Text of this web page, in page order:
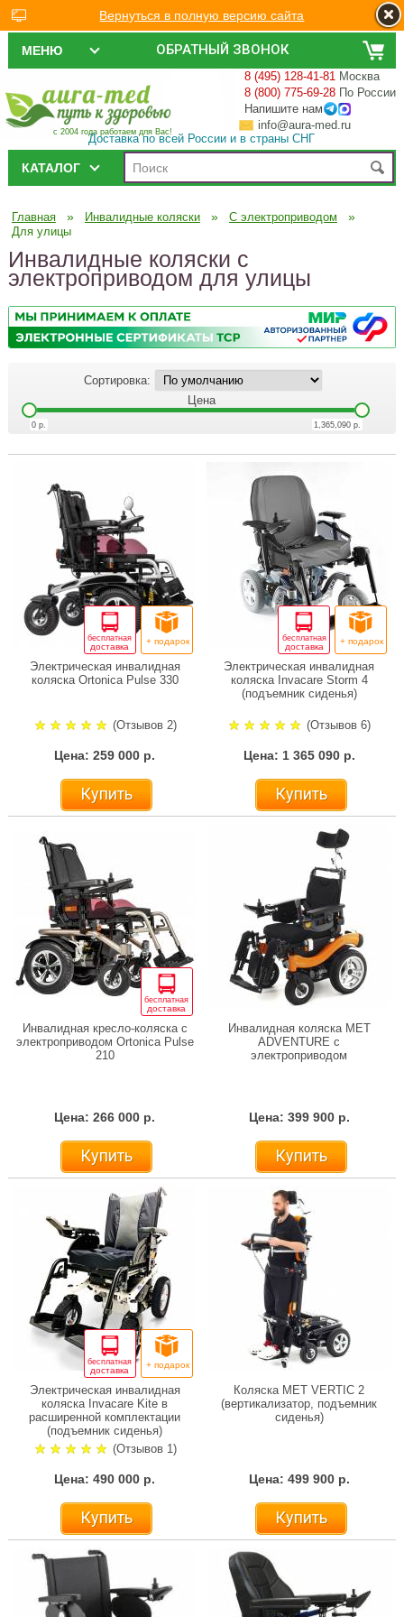
ОБРАТНЫЙ ЗВОНОК
МЕНЮ
с 2004 года работаем для Вас!
8 (495) 128-41-81 Москва
8 (800) 775-69-28 По России
Напишите нам
info@aura-med.ru
Доставка по всей России и в страны СНГ
КАТАЛОГ
Главная » Инвалидные коляски » С электроприводом »
Для улицы
Инвалидные коляски с
электроприводом для улицы
Сортировка:
Цена
0 р. 1,365,090 р.
бесплатная
доставка
+ подарок
Электрическая инвалидная
коляска Ortonica Pulse 330
(Отзывов 2)
Цена: 259 000 р.
Купить
бесплатная
доставка
+ подарок
Электрическая инвалидная
коляска Invacare Storm 4
(подъемник сиденья)
(Отзывов 6)
Цена: 1 365 090 р.
Купить
бесплатная
доставка
Инвалидная кресло-коляска с
электроприводом Ortonica Pulse
210
Цена: 266 000 р.
Купить
Инвалидная коляска МЕТ
ADVENTURE с
электроприводом
Цена: 399 900 р.
Купить
бесплатная
доставка
+ подарок
Электрическая инвалидная
коляска Invacare Kite в
расширенной комплектации
(подъемник сиденья)
(Отзывов 1)
Цена: 490 000 р.
Купить
Коляска MET VERTIC 2
(вертикализатор, подъемник
сиденья)
Цена: 499 900 р.
Купить
Вернуться в полную версию сайта